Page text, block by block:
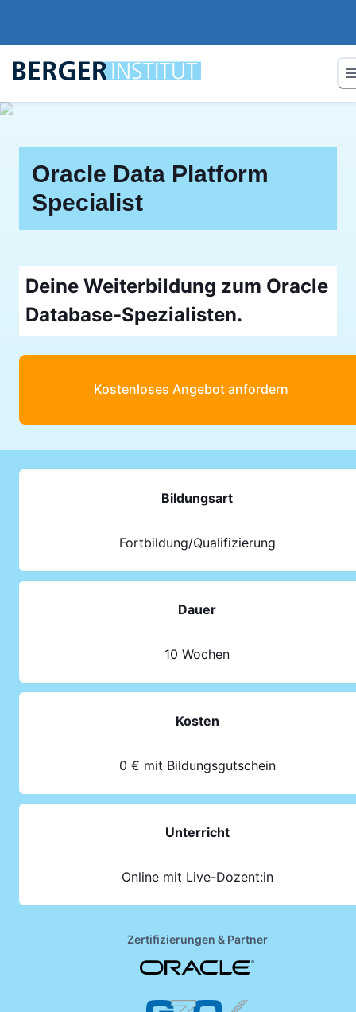
Oracle Data Platform
Specialist
Deine Weiterbildung zum Oracle
Database-Spezialisten.
Kostenloses Angebot anfordern
Bildungsart
Fortbildung/Qualifizierung
Dauer
10 Wochen
Kosten
0 € mit Bildungsgutschein
Unterricht
Online mit Live-Dozent:in
Zertifizierungen & Partner